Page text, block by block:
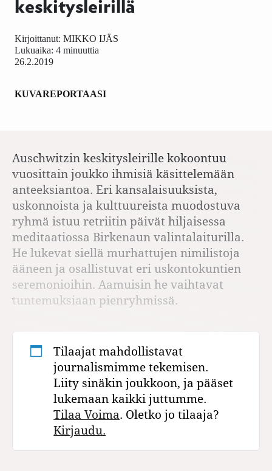
keskitysleirillä
26.2.2019
Kirjoittanut: MIKKO IJÄS
Lukuaika: 4 minuuttia
KUVAREPORTAASI
Auschwitzin keskitysleirille kokoontuu
vuosittain joukko ihmisiä käsittelemään
anteeksiantoa. Eri kansalaisuuksista,
uskonnoista ja kulttuureista muodostuva
ryhmä istuu retriitin päivät hiljaisessa
meditaatiossa Birkenaun valintalaiturilla.
He lukevat siellä murhattujen nimilistoja
ääneen ja osallistuvat eri uskontokuntien
seremonioihin. Aamuisin he vaihtavat
tuntemuksiaan pienryhmissä.
Tilaajat mahdollistavat
journalismimme tekemisen.
Liity sinäkin joukkoon, ja pääset
lukemaan kaikki juttumme.
Tilaa Voima. Oletko jo tilaaja?
Kirjaudu.